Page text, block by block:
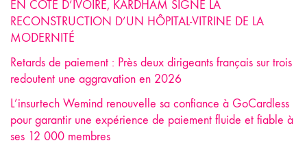
EN CÔTE D’IVOIRE, KARDHAM SIGNE LA
RECONSTRUCTION D’UN HÔPITAL-VITRINE DE LA
MODERNITÉ
Retards de paiement : Près deux dirigeants français sur trois
redoutent une aggravation en 2026
L’insurtech Wemind renouvelle sa confiance à GoCardless
pour garantir une expérience de paiement fluide et fiable à
ses 12 000 membres